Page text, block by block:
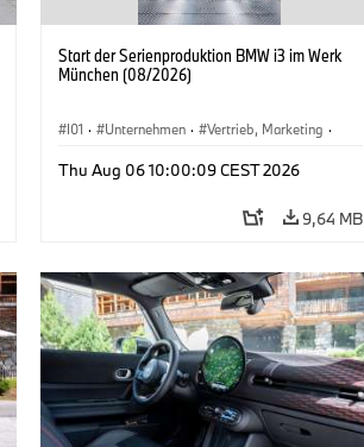
Start der Serienproduktion BMW i3 im Werk
München (08/2026)
I01 · Unternehmen · Vertrieb, Marketing ·
Thu Aug 06 10:00:09 CEST 2026
9,64 MB